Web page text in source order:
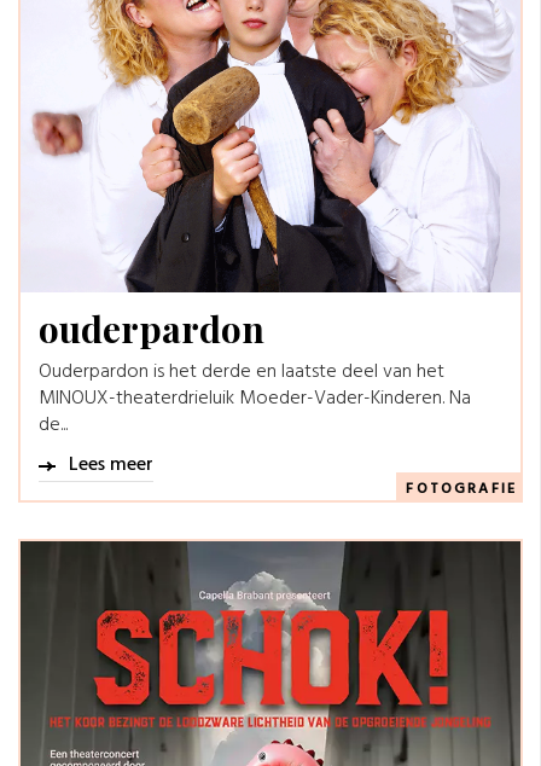
ouderpardon
Ouderpardon is het derde en laatste deel van het
MINOUX-theaterdrieluik Moeder-Vader-Kinderen. Na
de...
Lees meer
FOTOGRAFIE